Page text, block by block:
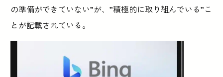
の準備ができていない”が、”積極的に取り組んでいる”こ
とが記載されている。